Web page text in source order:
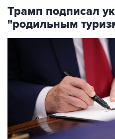
Трамп подписал
"родильным